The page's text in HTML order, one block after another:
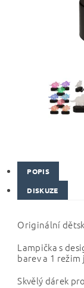
POPIS
DISKUZE
Originální
Lampička s
barev a 1
Skvělý dárek